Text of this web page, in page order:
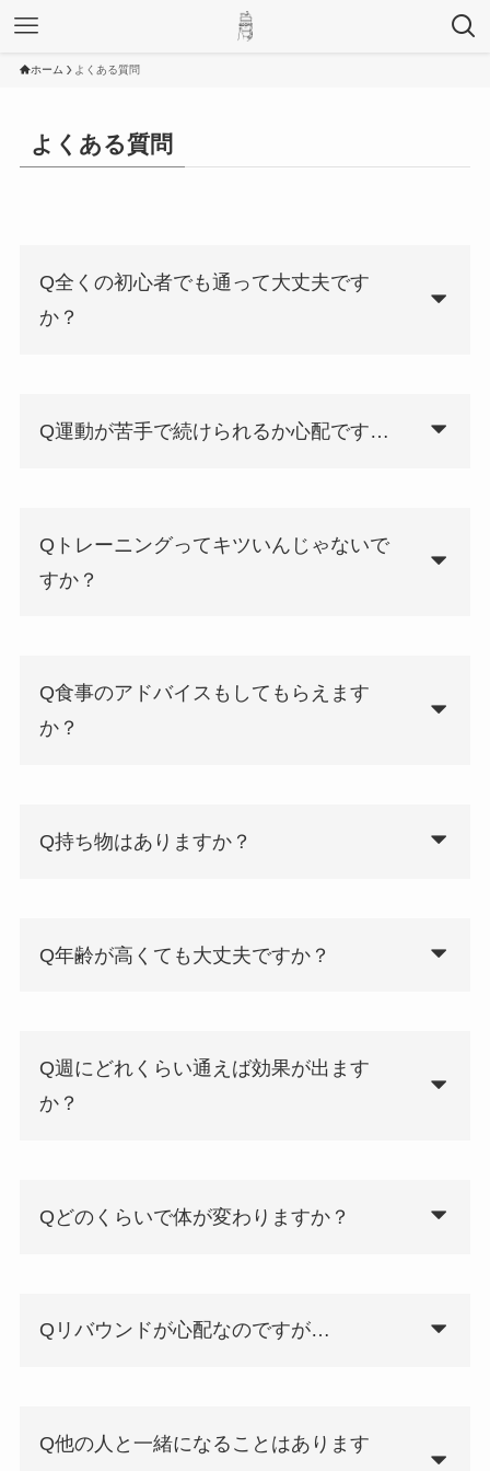
ホーム よくある質問
よくある質問
Q全くの初心者でも通って大丈夫です
か？
Q運動が苦手で続けられるか心配です…
Qトレーニングってキツいんじゃないで
すか？
Q食事のアドバイスもしてもらえます
か？
Q持ち物はありますか？
Q年齢が高くても大丈夫ですか？
Q週にどれくらい通えば効果が出ます
か？
Qどのくらいで体が変わりますか？
Qリバウンドが心配なのですが…
Q他の人と一緒になることはあります